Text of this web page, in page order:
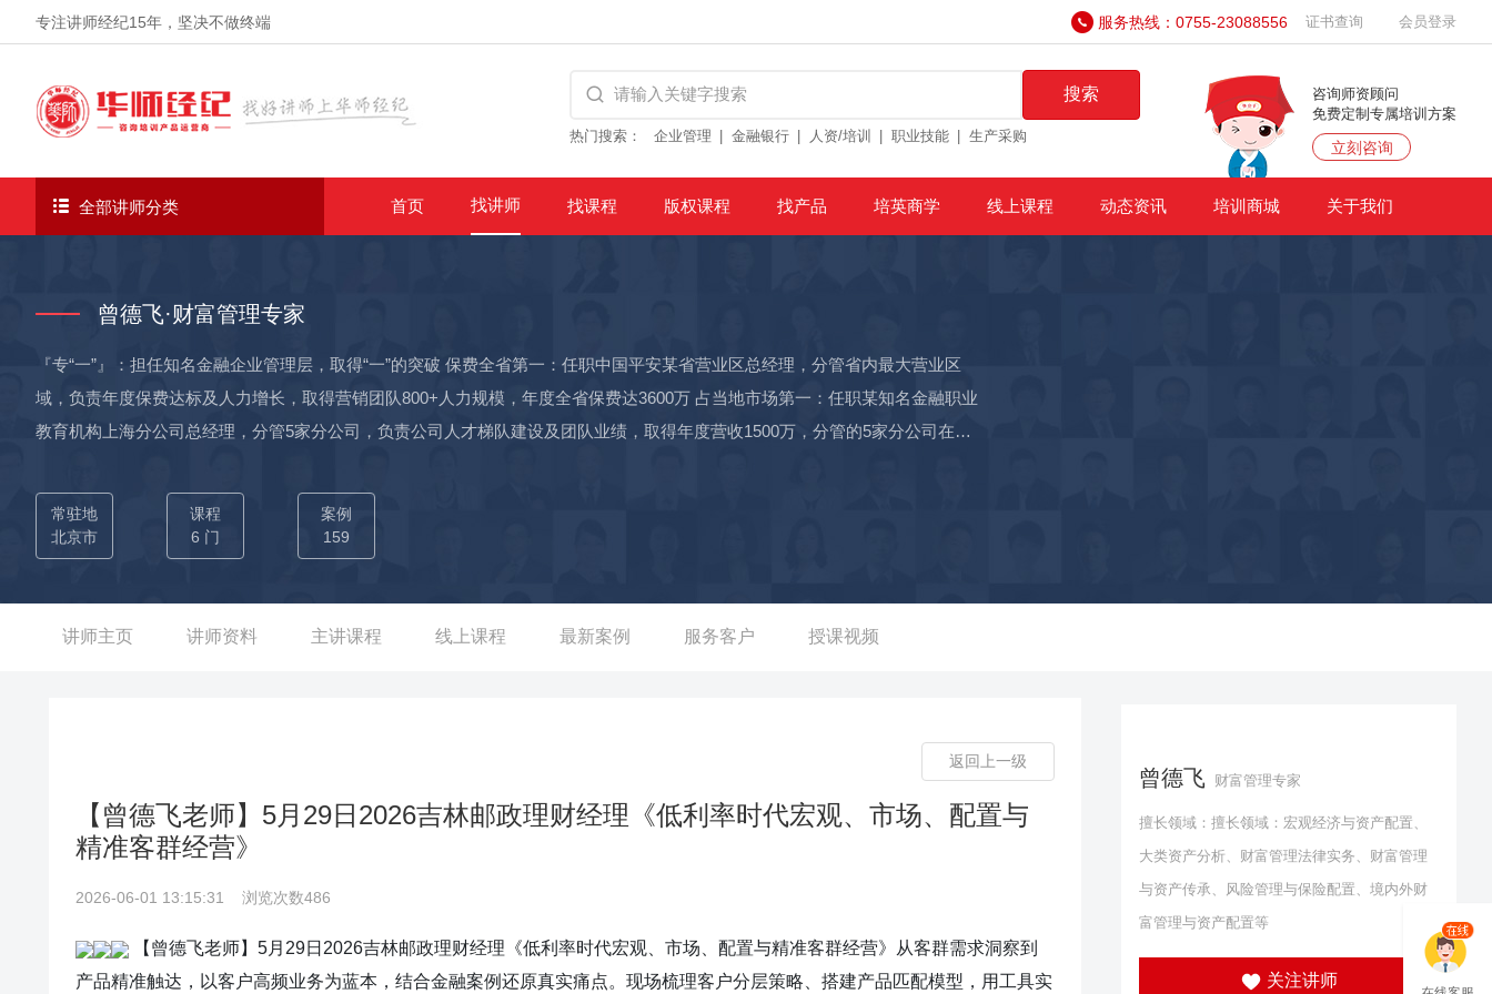
专注讲师经纪15年 ，坚决不做终端 服务热线：0755-23088556 证书查询 会员登录
搜索
热门搜索： 企业管理 金融银行 人资/培训 职业技能 生产采购
咨询师资顾问
免费定制专属培训方案
立刻咨询
全部讲师分类 首页 找讲师 找课程 版权课程 找产品 培英商学 线上课程 动态资讯 培训商城 关于我们
曾德飞·财富管理专家
『专“一”』：担任知名金融企业管理层，取得“一”的突破 保费全省第一：任职中国平安某省营业区总经理，分管省内最大营业区
域，负责年度保费达标及人力增长，取得营销团队800+人力规模，年度全省保费达3600万 占当地市场第一：任职某知名金融职业
教育机构上海分公司总经理，分管5家分公司，负责公司人才梯队建设及团队业绩，取得年度营收1500万，分管的5家分公司在认
作、险种商务对接工作，推动运营业务取得巨大增长。 ----------------------------------- 『专“研”』深耕理财规划之道，搭建培育平台及
线上学习体系，拓大理财师平台 专业体系搭建：为天首资本负责财富管理人才培养、公司学习与发展体系搭建、海外资产营销管
理推动，搭建公司理财师三大级别专业课程体系 专业平台评审：为北京理财规划师协会负责历届《全国十佳理财规划师大赛》组
0多家参赛单位。 专业标杆引领：为广州农商行负责《理财规划大赛》平台及训练体系搭建和题型设计，采用线上平台与线下赛程
名，并成功输送300名优质金融培训师。并辅导理财师团队提升业务专业水平及授课能力，提升团队核心竞争力，3期便输送200
+名专业化银代讲师。 6年+中国平安人寿特邀金融咨询顾问：进行《新税改形势下的家庭资产配置》、《科学“安家”，留住“夕阳
红”》等10+门课程，为北京、上海、广东等10余省市进行轮训，累计培养1w+人次。并为24家分支机构开展“理财规划师认证”项
目，促进整体代理人队伍向理财规划方向转型，3年累计开班800+期，累计输送3w+名理财规划师。 1年+山东商业职业技术学院
特邀财富管理讲师：进行《财富管理与法律服务》、《财富管理与税筹服务》等课程项目研发及授课，为山东商业职业技术学院
平安银行主导多个管理及营销项目，反馈良好，其中： →平安银行北区《高绩效团队》项目 →平安银行北区《5G趋势下银行网点
常驻地
北京市
课程
6 门
案例
159
讲师主页 讲师资料 主讲课程 线上课程 最新案例 服务客户 授课视频
返回上一级
【曾德飞老师】5月29日2026吉林邮政理财经理《低利率时代宏观、市场、配置与
精准客群经营》
2026-06-01 13:15:31 浏览次数486
【曾德飞老师】5月29日2026吉林邮政理财经理《低利率时代宏观、市场、配置与精准客群经营》从客群需求洞察到
产品精准触达，以客户高频业务为蓝本，结合金融案例还原真实痛点。现场梳理客户分层策略、搭建产品匹配模型，用工具实
曾德飞 财富管理专家
擅长领域：擅长领域：宏观经济与资产配置、
大类资产分析、财富管理法律实务、财富管理
与资产传承、风险管理与保险配置、境内外财
富管理与资产配置等
关注讲师